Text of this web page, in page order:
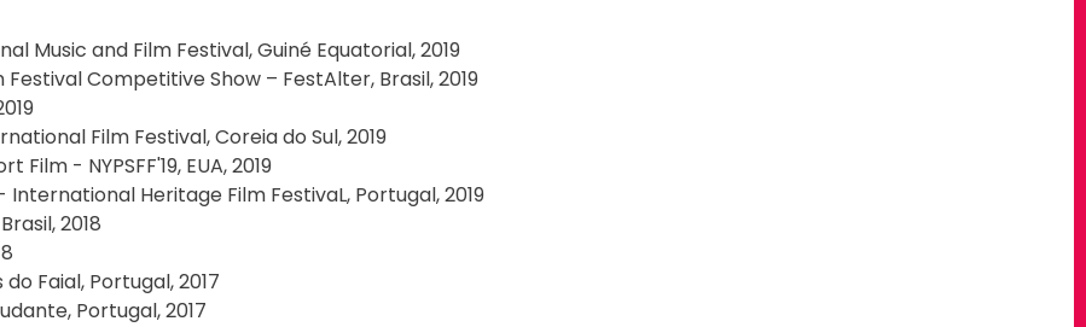
Music and Film Festival, Guiné Equatorial, 2019
Competitive Show – FestAlter, Brasil, 2019
Film Festival, Coreia do Sul, 2019
Film - NYPSFF'19, EUA, 2019
International Heritage Film FestivaL, Portugal, 2019
2018
Faial, Portugal, 2017
Portugal, 2017